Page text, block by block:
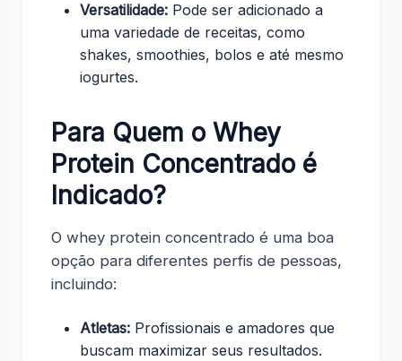
Versatilidade: Pode ser adicionado a
uma variedade de receitas, como
shakes, smoothies, bolos e até mesmo
iogurtes.
Para Quem o Whey
Protein Concentrado é
Indicado?
O whey protein concentrado é uma boa
opção para diferentes perfis de pessoas,
incluindo:
Atletas: Profissionais e amadores que
buscam maximizar seus resultados.